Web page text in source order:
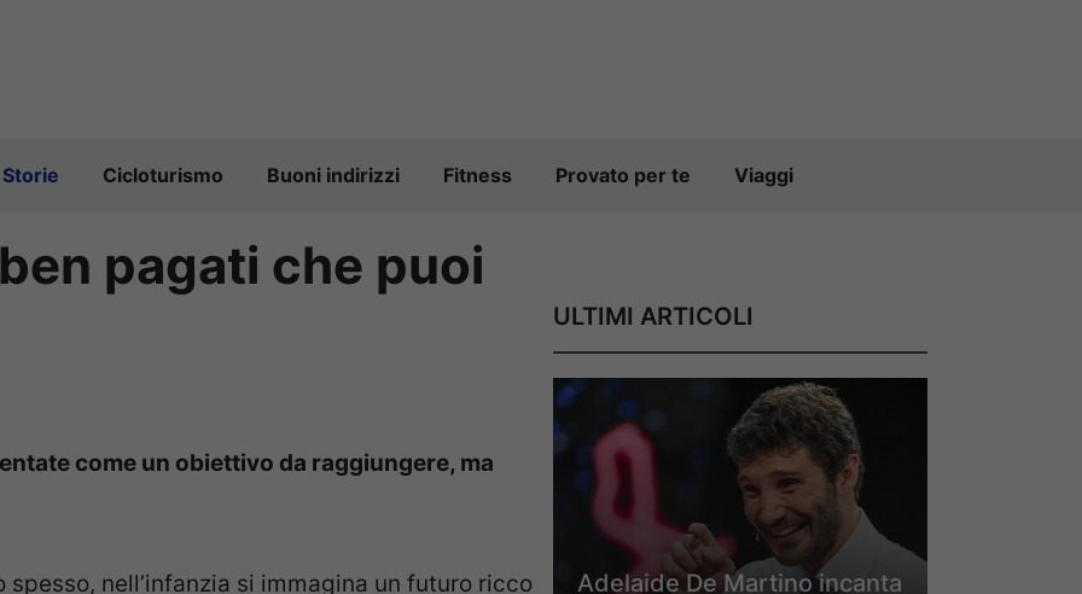
Storie Cicloturismo Buoni indirizzi Fitness Provato per te Viaggi
pagati che puoi
come un obiettivo da raggiungere, ma
spesso, nell’infanzia si immagina un futuro ricco
ULTIMI ARTICOLI
Adelaide De Martino incanta